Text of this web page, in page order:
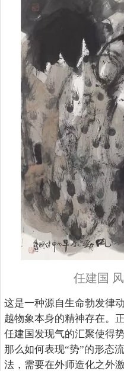
任建国
这是一种源自生命勃发律
越物象本身的精神存在。
任建国发现气的汇聚使得
那么如何表现“势”的形态
法，需要在外师造化之外